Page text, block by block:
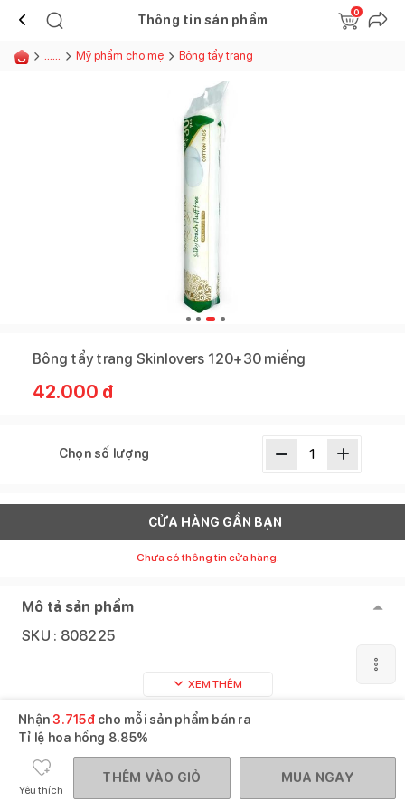
Thông tin sản phẩm
0
...... Mỹ phẩm cho mẹ Bông tẩy trang
Bông tẩy trang Skinlovers 120+30 miếng
42.000 đ
Chọn số lượng
CỬA HÀNG GẦN BẠN
Chưa có thông tin cửa hàng.
Mô tả sản phẩm
SKU : 808225
XEM THÊM
Gợi ý mua cùng
Nhận 3.715đcho mỗi sản phẩm bán ra
Tỉ lệ hoa hồng 8.85%
Yêu thích
THÊM VÀO GIỎ MUA NGAY